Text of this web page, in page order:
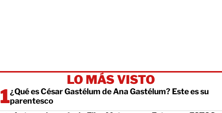
LO MÁS VISTO
¿Qué es César Gastélum de Ana Gastélum? Este es su
parentesco